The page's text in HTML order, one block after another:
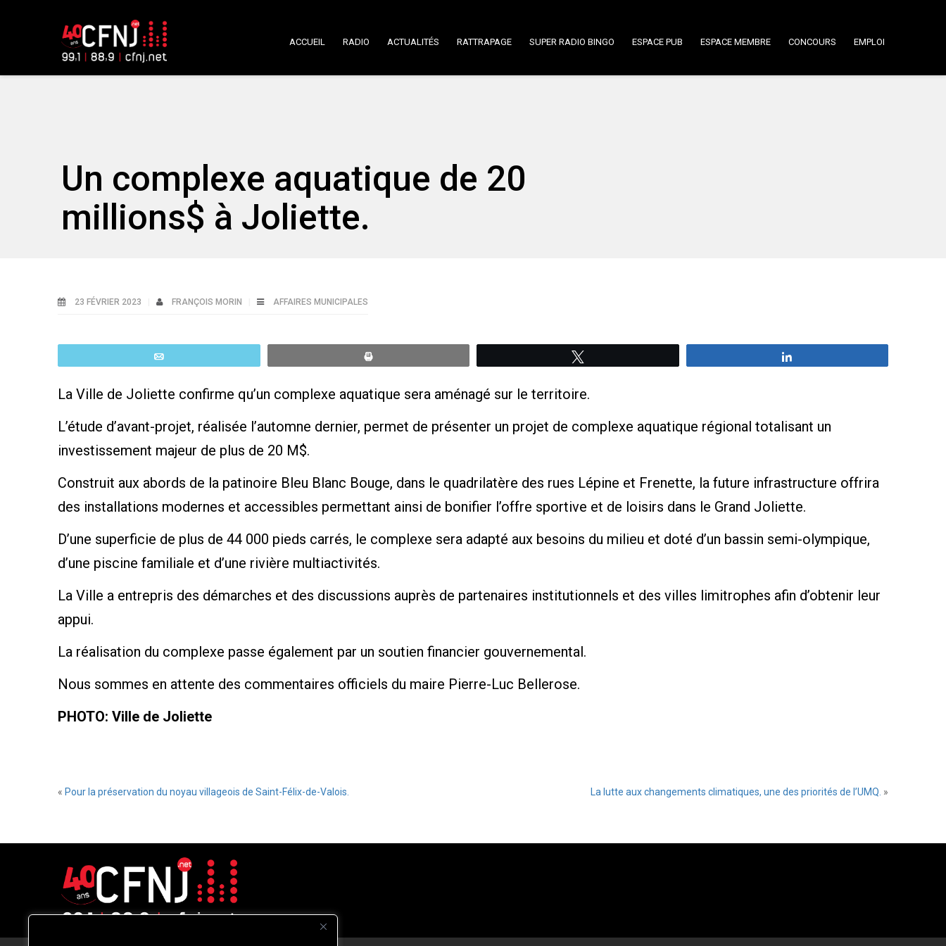
ACCUEIL RADIO ACTUALITÉS RATTRAPAGE SUPER RADIO BINGO ESPACE PUB ESPACE MEMBRE CONCOURS EMPLOI
Un complexe aquatique de 20
millions$ à Joliette.
23 FÉVRIER 2023 FRANÇOIS MORIN AFFAIRES MUNICIPALES
La Ville de Joliette confirme qu’un complexe aquatique sera aménagé sur le territoire.
L’étude d’avant-projet, réalisée l’automne dernier, permet de présenter un projet de complexe aquatique régional totalisant un
investissement majeur de plus de 20 M$.
Construit aux abords de la patinoire Bleu Blanc Bouge, dans le quadrilatère des rues Lépine et Frenette, la future infrastructure offrira
des installations modernes et accessibles permettant ainsi de bonifier l’offre sportive et de loisirs dans le Grand Joliette.
D’une superficie de plus de 44 000 pieds carrés, le complexe sera adapté aux besoins du milieu et doté d’un bassin semi-olympique,
d’une piscine familiale et d’une rivière multiactivités.
La Ville a entrepris des démarches et des discussions auprès de partenaires institutionnels et des villes limitrophes afin d’obtenir leur
appui.
La réalisation du complexe passe également par un soutien financier gouvernemental.
Nous sommes en attente des commentaires officiels du maire Pierre-Luc Bellerose.
PHOTO: Ville de Joliette
« Pour la préservation du noyau villageois de Saint-Félix-de-Valois. La lutte aux changements climatiques, une des priorités de l’UMQ. »